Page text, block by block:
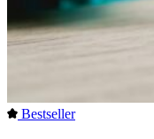
Bestseller